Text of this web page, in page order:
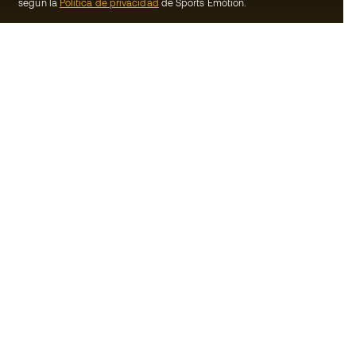
según la Política de privacidad de Sports Emotion.